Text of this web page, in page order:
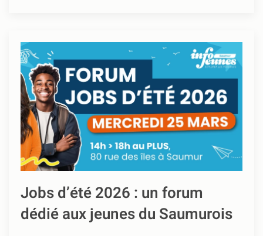
Jobs d’été 2026 : un forum
dédié aux jeunes du Saumurois